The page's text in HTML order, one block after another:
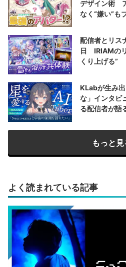
デザイン術
なく“嫌い”も
配信者とリス
日 IRIAMの
くり上げる”
KLabが生み
な」インタビ
る配信者が語
もっと見
よく読まれている記事